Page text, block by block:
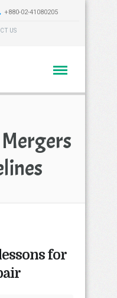
+880-02-41080205
US
for